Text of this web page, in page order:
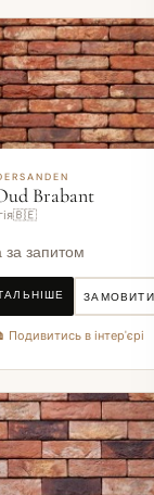
Brabant
за запитом
ЗАМОВИТИ
Подивитись в інтер'єрі